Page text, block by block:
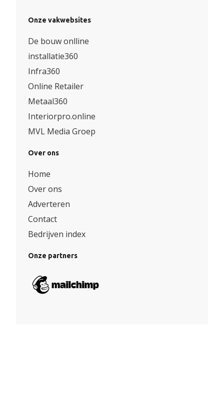
Onze vakwebsites
De bouw onlline
installatie360
Infra360
Online Retailer
Metaal360
Interiorpro.online
MVL Media Groep
Over ons
Home
Over ons
Adverteren
Contact
Bedrijven index
Onze partners